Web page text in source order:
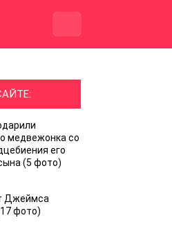
медвежонка со
его
(5 фото)
Джеймса
фото)